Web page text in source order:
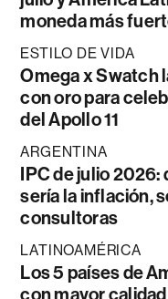
moneda más
ESTILO DE VIDA
Omega x Swatch
con oro para
del Apollo 11
ARGENTINA
IPC de julio 2026:
sería la inflación,
consultoras
LATINOAMÉRICA
Los 5 países de
con mayor